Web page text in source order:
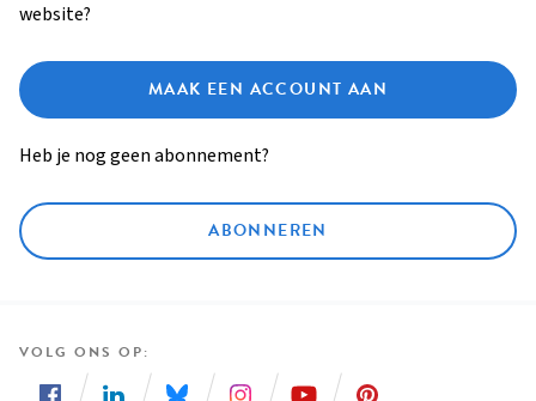
website?
MAAK EEN ACCOUNT AAN
Heb je nog geen abonnement?
ABONNEREN
VOLG ONS OP